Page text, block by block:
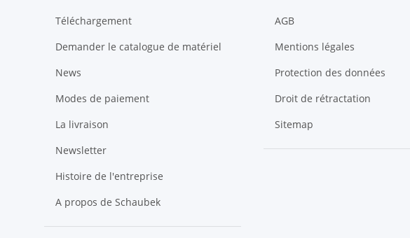
Téléchargement
Demander le catalogue de matériel
News
Modes de paiement
La livraison
Newsletter
Histoire de l'entreprise
A propos de Schaubek
AGB
Mentions légales
Protection des données
Droit de rétractation
Sitemap